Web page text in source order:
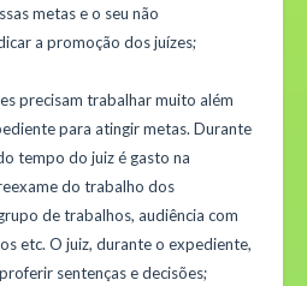
metas e o seu não
a promoção dos juízes;
precisam trabalhar muito além
para atingir metas. Durante
tempo do juiz é gasto na
do trabalho dos
de trabalhos, audiência com
etc. O juiz, durante o expediente,
sentenças e decisões;